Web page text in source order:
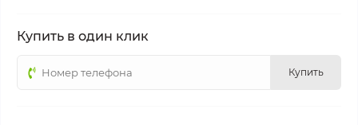
Купить в один клик
Купить